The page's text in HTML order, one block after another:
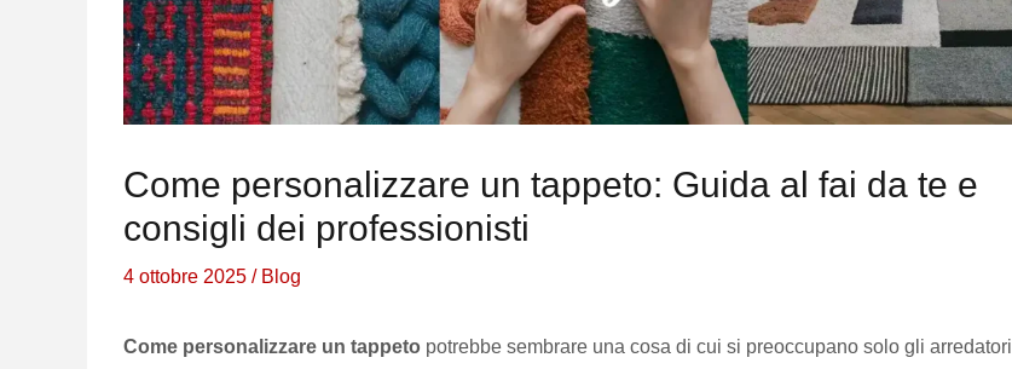
Come personalizzare un tappeto: Guida al fai da te e
consigli dei professionisti
4 ottobre 2025 / Blog
Come personalizzare un tappeto potrebbe sembrare una cosa di cui si preoccupano solo gli arredatori